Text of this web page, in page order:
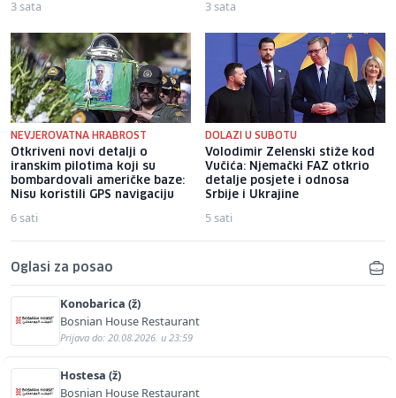
3 sata 3 sata
NEVJEROVATNA HRABROST
Otkriveni novi detalji o
iranskim pilotima koji su
bombardovali američke baze:
Nisu koristili GPS navigaciju
6 sati
DOLAZI U SUBOTU
Volodimir Zelenski stiže kod
Vučića: Njemački FAZ otkrio
detalje posjete i odnosa
Srbije i Ukrajine
5 sati
Oglasi za posao
Konobarica (ž)
Bosnian House Restaurant
Prijava do: 20.08.2026. u 23:59
Hostesa (ž)
Bosnian House Restaurant